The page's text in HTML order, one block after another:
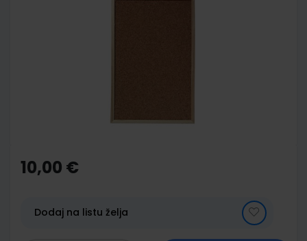
the
beginning
gallery
10,00 €
Dodaj na listu želja